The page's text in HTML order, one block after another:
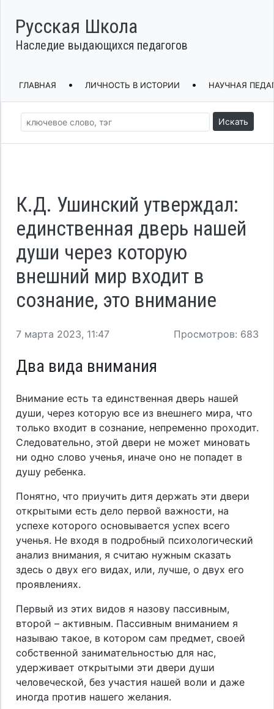
Русская Школа
Наследие выдающихся педагогов
ГЛАВНАЯ • ЛИЧНОСТЬ В ИСТОРИИ • НАУЧНАЯ
Искать
К.Д. Ушинский утверждал:
единственная дверь нашей
души через которую
внешний мир входит в
сознание, это внимание
7 марта 2023, 11:47 Просмотров: 683
Два вида внимания
Внимание есть та единственная дверь нашей
души, через которую все из внешнего мира, что
только входит в сознание, непременно проходит.
Следовательно, этой двери не может миновать
ни одно слово ученья, иначе оно не попадет в
душу ребенка.
Понятно, что приучить дитя держать эти двери
открытыми есть дело первой важности, на
успехе которого основывается успех всего
ученья. Не входя в подробный психологический
анализ внимания, я считаю нужным сказать
здесь о двух его видах, или, лучше, о двух его
проявлениях.
Первый из этих видов я назову пассивным,
второй – активным. Пассивным вниманием я
называю такое, в котором сам предмет, своей
собственной занимательностью для нас,
удерживает открытыми эти двери души
человеческой, без участия нашей воли и даже
иногда против нашего желания.